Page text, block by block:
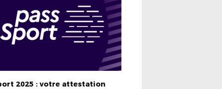
2025 : votre attestation